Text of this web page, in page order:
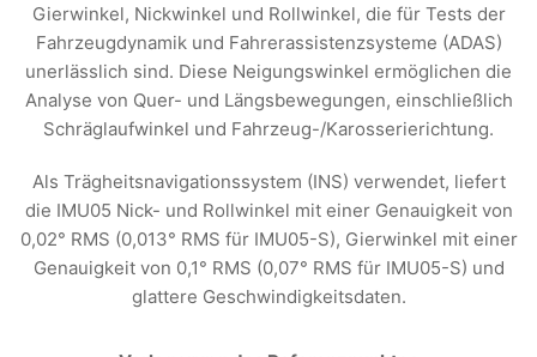
Gierwinkel, Nickwinkel und Rollwinkel, die für Tests der
Fahrzeugdynamik und Fahrerassistenzsysteme (ADAS)
unerlässlich sind. Diese Neigungswinkel ermöglichen die
Analyse von Quer- und Längsbewegungen, einschließlich
Schräglaufwinkel und Fahrzeug-/Karosserierichtung.
Als Trägheitsnavigationssystem (INS) verwendet, liefert
die IMU05 Nick- und Rollwinkel mit einer Genauigkeit von
0,02° RMS (0,013° RMS für IMU05-S), Gierwinkel mit einer
Genauigkeit von 0,1° RMS (0,07° RMS für IMU05-S) und
glattere Geschwindigkeitsdaten.